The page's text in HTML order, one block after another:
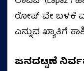
ರೋಪ್ ವೇ ಬಳಕೆ
ಎನ್ನುವ ಖ್ಯಾತಿಗೆ
ಜನದಟ್ಟಣೆ